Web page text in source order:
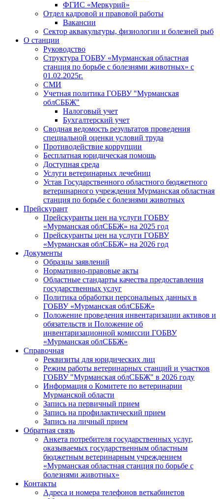
ФГИС «Меркурий»
Отдел кадровой и правовой работы
Вакансии
Сектор аквакультуры, физиологии и болезней рыб
О станции
Руководство
Структура ГОБВУ «Мурманская областная
станция по борьбе с болезнями животных» c
01.02.2025г.
СМИ
Учетная политика ГОБВУ "Мурманская
облСББЖ"
Налоговый учет
Бухгалтерский учет
Сводная ведомость результатов проведения
специальной оценки условий труда
Противодействие коррупции
Бесплатная юридическая помощь
Доступная среда
Услуги ветеринарных лечебниц
Устав Государственного областного бюджетного
ветеринарного учреждения Мурманская областная
станция по борьбе с болезнями животных
Прейскурант
Прейскуранты цен на услуги ГОБВУ
«Мурманская облСББЖ» на 2025 год
Прейскуранты цен на услуги ГОБВУ
«Мурманская облСББЖ» на 2026 год
Документы
Образцы заявлений
Нормативно-правовые акты
Областные стандарты качества предоставления
государственных услуг
Политика обработки персональных данных в
ГОБВУ «Мурманская облСББЖ»
Положение проведения инвентаризации активов и
обязательств и Положение об
инвентаризационной комиссии ГОБВУ
«Мурманская облСББЖ»
Справочная
Реквизиты для юридических лиц
Режим работы ветеринарных станций и участков
ГОБВУ "Мурманская облСББЖ" в 2026 году
Информация о Комитете по ветеринарии
Мурманской области
Запись на первичный прием
Запись на профилактический прием
Запись на личный прием
Обратная связь
Анкета потребителя государственных услуг,
оказываемых государственным областным
бюджетным ветеринарным учреждением
«Мурманская областная станция по борьбе с
болезнями животных»
Контакты
Адреса и номера телефонов веткабинетов